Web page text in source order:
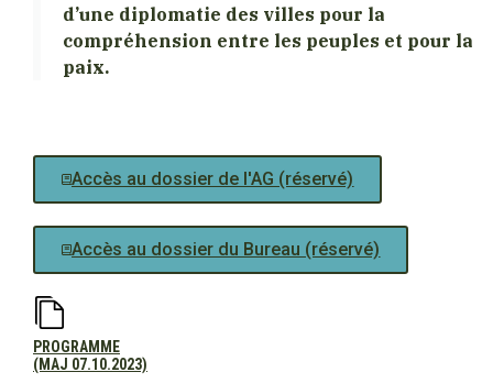
d’une diplomatie des villes pour la
compréhension entre les peuples et pour la
paix.
Accès au dossier de l'AG (réservé)
Accès au dossier du Bureau (réservé)
PROGRAMME
(MAJ 07.10.2023)